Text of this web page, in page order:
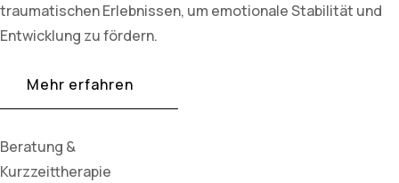
traumatischen Erlebnissen, um emotionale Stabilität und
Entwicklung zu fördern.
Mehr erfahren
Beratung &
Kurzzeittherapie